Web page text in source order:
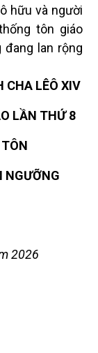
hữu và người
tôn giáo
lan rộng
CHA LÊÔ XIV
LẦN THỨ 8
NGƯỠNG
2026